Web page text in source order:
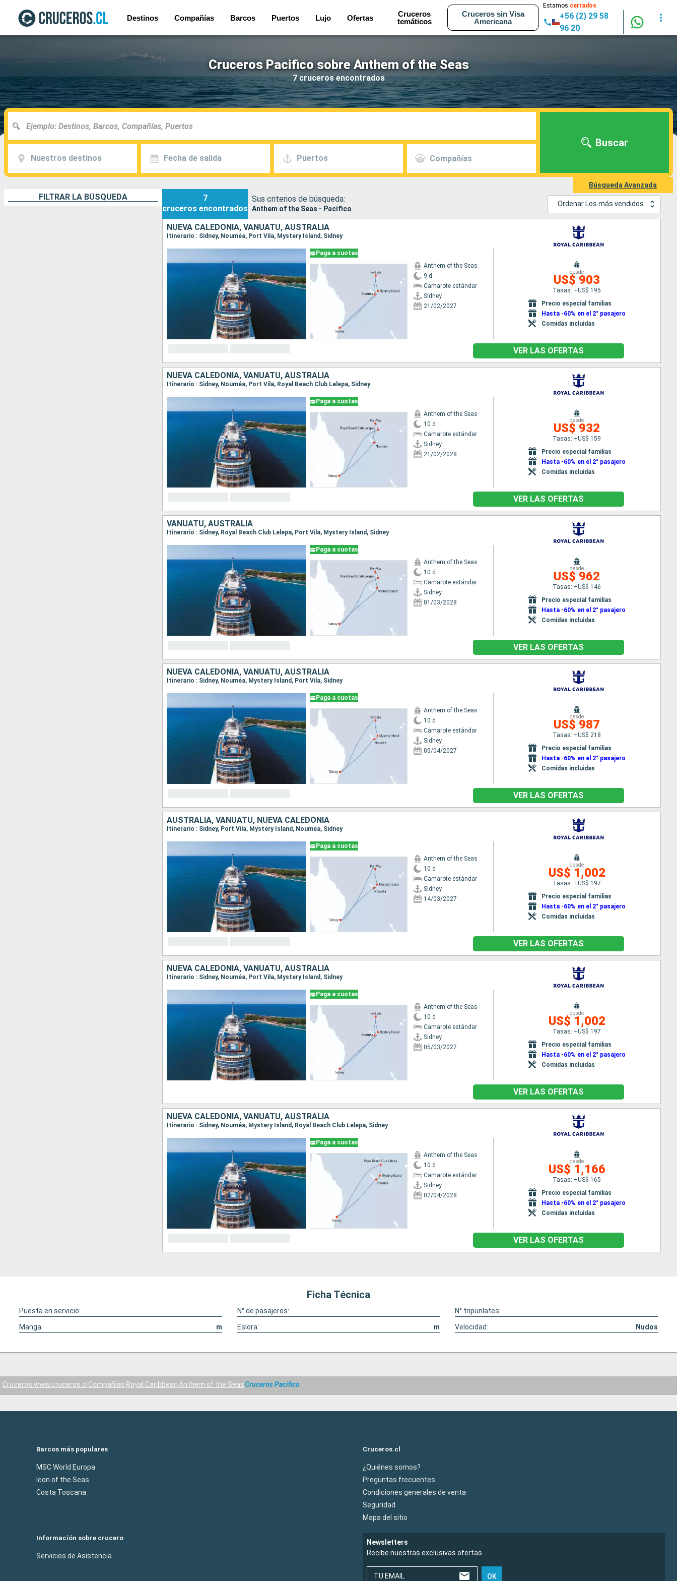
Destinos Compañías Barcos Puertos Lujo Ofertas
Cruceros
temáticos
Cruceros sin Visa
Americana
Estamos cerrados
+56 (2) 29 58
96 20
Cruceros Pacifico sobre Anthem of the Seas
7 cruceros encontrados
Nuestros destinos Fecha de salida Puertos Compañías
Buscar
Búsqueda Avanzada
FILTRAR LA BÚSQUEDA
7
cruceros encontrados
Sus criterios de búsqueda:
Anthem of the Seas - Pacifico
Ordenar Los más vendidos
NUEVA CALEDONIA, VANUATU, AUSTRALIA
Itinerario : Sidney, Nouméa, Port Vila, Mystery Island, Sidney
Paga a cuotas
Anthem of the Seas
9 d
Camarote estándar
Sidney
21/02/2027
desde
US$ 903
Tasas: +US$ 195
Precio especial familias
Hasta -60% en el 2° pasajero
Comidas incluidas
VER LAS OFERTAS
NUEVA CALEDONIA, VANUATU, AUSTRALIA
Itinerario : Sidney, Nouméa, Port Vila, Royal Beach Club Lelepa, Sidney
Paga a cuotas
Anthem of the Seas
10 d
Camarote estándar
Sidney
21/02/2028
desde
US$ 932
Tasas: +US$ 159
Precio especial familias
Hasta -60% en el 2° pasajero
Comidas incluidas
VER LAS OFERTAS
VANUATU, AUSTRALIA
Itinerario : Sidney, Royal Beach Club Lelepa, Port Vila, Mystery Island, Sidney
Paga a cuotas
Anthem of the Seas
10 d
Camarote estándar
Sidney
01/03/2028
desde
US$ 962
Tasas: +US$ 146
Precio especial familias
Hasta -60% en el 2° pasajero
Comidas incluidas
VER LAS OFERTAS
NUEVA CALEDONIA, VANUATU, AUSTRALIA
Itinerario : Sidney, Nouméa, Mystery Island, Port Vila, Sidney
Paga a cuotas
Anthem of the Seas
10 d
Camarote estándar
Sidney
05/04/2027
desde
US$ 987
Tasas: +US$ 218
Precio especial familias
Hasta -60% en el 2° pasajero
Comidas incluidas
VER LAS OFERTAS
AUSTRALIA, VANUATU, NUEVA CALEDONIA
Itinerario : Sidney, Port Vila, Mystery Island, Nouméa, Sidney
Paga a cuotas
Anthem of the Seas
10 d
Camarote estándar
Sidney
14/03/2027
desde
US$ 1,002
Tasas: +US$ 197
Precio especial familias
Hasta -60% en el 2° pasajero
Comidas incluidas
VER LAS OFERTAS
NUEVA CALEDONIA, VANUATU, AUSTRALIA
Itinerario : Sidney, Nouméa, Port Vila, Mystery Island, Sidney
Paga a cuotas
Anthem of the Seas
10 d
Camarote estándar
Sidney
05/03/2027
desde
US$ 1,002
Tasas: +US$ 197
Precio especial familias
Hasta -60% en el 2° pasajero
Comidas incluidas
VER LAS OFERTAS
NUEVA CALEDONIA, VANUATU, AUSTRALIA
Itinerario : Sidney, Nouméa, Mystery Island, Royal Beach Club Lelepa, Sidney
Paga a cuotas
Anthem of the Seas
10 d
Camarote estándar
Sidney
02/04/2028
desde
US$ 1,166
Tasas: +US$ 165
Precio especial familias
Hasta -60% en el 2° pasajero
Comidas incluidas
VER LAS OFERTAS
Ficha Técnica
Puesta en servicio: N° de pasajeros:
N° tripunlates:
Manga:
m Eslora: m Velocidad: Nudos
Cruceros www.cruceros.cl Compañías Royal CaribbeanAnthem of the SeasCruceros Pacifico
Barcos más populares
MSC World Europa
Icon of the Seas
Costa Toscana
Cruceros.cl
¿Quiénes somos?
Preguntas frecuentes
Condiciones generales de venta
Seguridad
Mapa del sitio
Información sobre crucero
Servicios de Asistencia
Newsletters
Recibe nuestras exclusivas ofertas
TU EMAIL OK